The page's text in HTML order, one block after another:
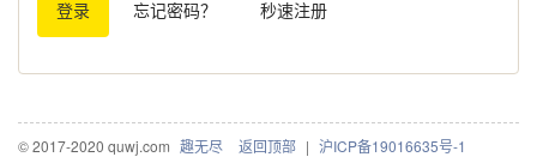
登录 忘记密码？ 秒速注册
© 2017-2020 quwj.com 趣无尽 返回顶部 | 沪ICP备19016635号-1